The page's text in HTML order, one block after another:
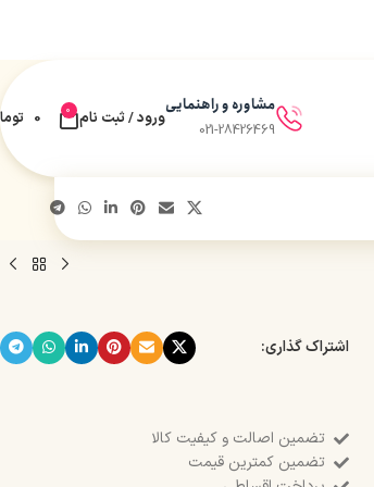
مشاوره و راهنمایی
021-28426469
ورود / ثبت نام 0
0
اشتراک گذاری:
تضمین اصالت و کیفیت کالا
تضمین کمترین قیمت